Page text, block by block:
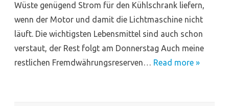
Wüste genügend Strom für den Kühlschrank liefern,
wenn der Motor und damit die Lichtmaschine nicht
läuft. Die wichtigsten Lebensmittel sind auch schon
verstaut, der Rest folgt am Donnerstag Auch meine
restlichen Fremdwährungsreserven… Read more »